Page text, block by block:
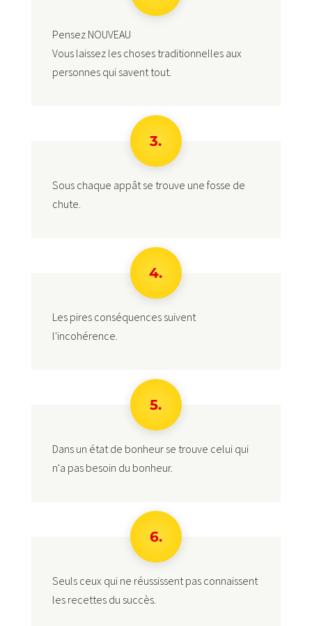
Pensez NOUVEAU
Vous laissez les choses traditionnelles aux
personnes qui savent tout.
3.
Sous chaque appât se trouve une fosse de
chute.
4.
Les pires conséquences suivent
l'incohérence.
5.
Dans un état de bonheur se trouve celui qui
n'a pas besoin du bonheur.
6.
Seuls ceux qui ne réussissent pas connaissent
les recettes du succès.